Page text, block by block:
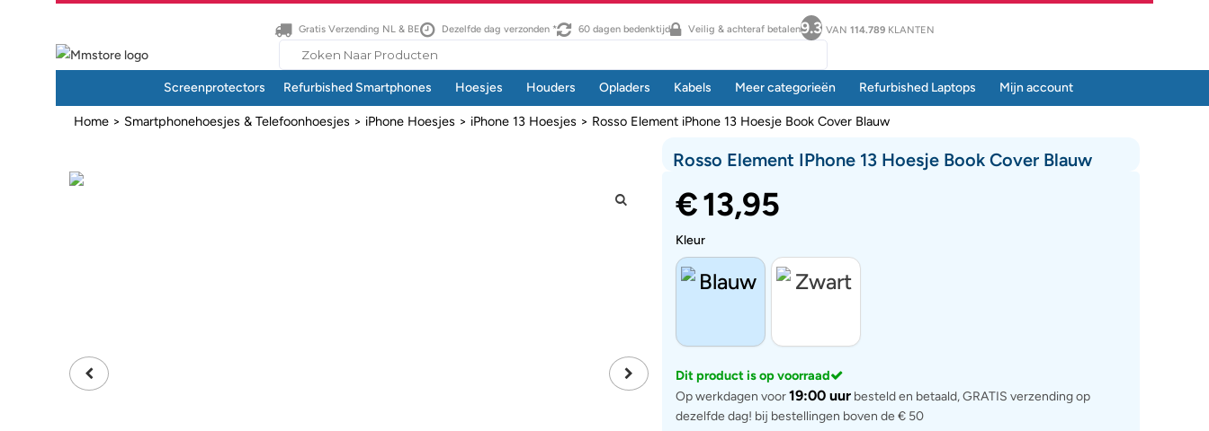
Gratis Verzending NL & BE Dezelfde dag verzonden * 60 dagen bedenktijd Veilig & achteraf betalen9.3 VAN 114.789 KLANTEN
Search
Screenprotectors
Refurbished Smartphones Hoesjes Houders Opladers Kabels Meer categorieën Refurbished Laptops Mijn account
Home > Smartphonehoesjes & Telefoonhoesjes > iPhone Hoesjes > iPhone 13 Hoesjes > Rosso Element iPhone 13 Hoesje Book Cover Blauw
Rosso Element IPhone 13 Hoesje Book Cover Blauw
€13,95
Kleur
Dit product is op voorraad
Op werkdagen voor19:00 uur besteld en betaald, GRATIS verzending op
dezelfde dag! bij bestellingen boven de € 50